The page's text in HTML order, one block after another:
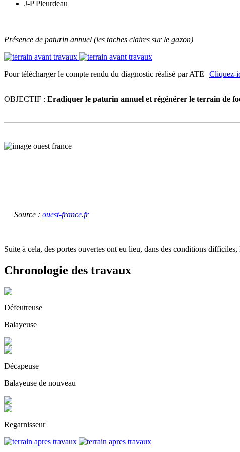
J-P Pleurdeau
Présence de paturin annuel (les taches claires sur le gazon)
Pour télécharger le compte rendu du diagnostic réalisé par ATE Cliquez-
OBJECTIF : Eradiquer le paturin annuel et régénérer le terrain de
Source : ouest-france.fr
Suite à cela, des portes ouvertes ont eu lieu, dans des conditions difficiles,
Chronologie des travaux
Défeutreuse
Balayeuse
Décapeuse
Balayeuse de nouveau
Regarnisseur